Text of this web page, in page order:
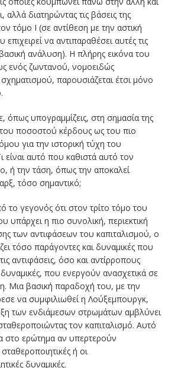
διατηρώντας τις βάσεις της
τόμο Ι (σε αντίθεση με την αστική
να αντιπαραθέσει αυτές τις
ανάλυση). Η πλήρης εικόνα του
ενός ζωντανού, νομοειδώς
παρουσιάζεται έτσι μόνο
όπως υπογραμμίζεις, στη σημασία της
του ποσοστού κέρδους ως του πιο
για την ιστορική τύχη του
είναι αυτό που καθιστά αυτό τον
ή την τάση, όπως την αποκαλεί
τόσο σημαντικό;
το γεγονός ότι στον τρίτο τόμο του
υπάρχει η πιο συνολική, περιεκτική
των αντιφάσεων του καπιταλισμού, ο
τόσο παράγοντες και δυναμικές που
αντιφάσεις, όσο και αντίρροπους
που ενεργούν ανασχετικά σε
Μια βασική παραδοχή του, με την
να συμφιλιωθεί η Λούξεμπουργκ,
των ενδιάμεσων στρωμάτων αμβλύνει
τον καπιταλισμό. Αυτό
στο ερώτημα αν υπερτερούν
ή οι
δυναμικές.